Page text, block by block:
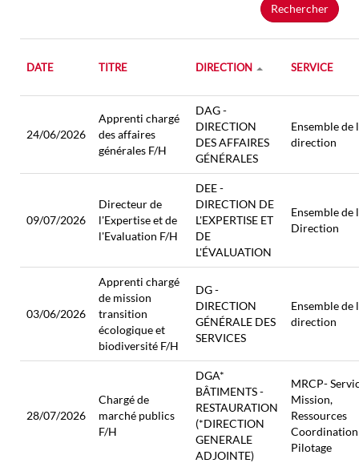
Rechercher
DATE TITRE DIRECTION SERVICE
24/06/2026
Apprenti chargé
des affaires
générales F/H
DAG -
DIRECTION
DES AFFAIRES
GÉNÉRALES
Ensemble de
direction
09/07/2026
Directeur de
l'Expertise et de
l'Evaluation F/H
DEE -
DIRECTION DE
L'EXPERTISE ET
DE
L'ÉVALUATION
Ensemble de
Direction
03/06/2026
Apprenti chargé
de mission
transition
écologique et
biodiversité F/H
DG -
DIRECTION
GÉNÉRALE DES
SERVICES
Ensemble de
direction
28/07/2026
Chargé de
marché publics
F/H
DGA*
BÂTIMENTS -
RESTAURATION
(*DIRECTION
GENERALE
ADJOINTE)
MRCP-
Mission,
Ressources
Pilotage